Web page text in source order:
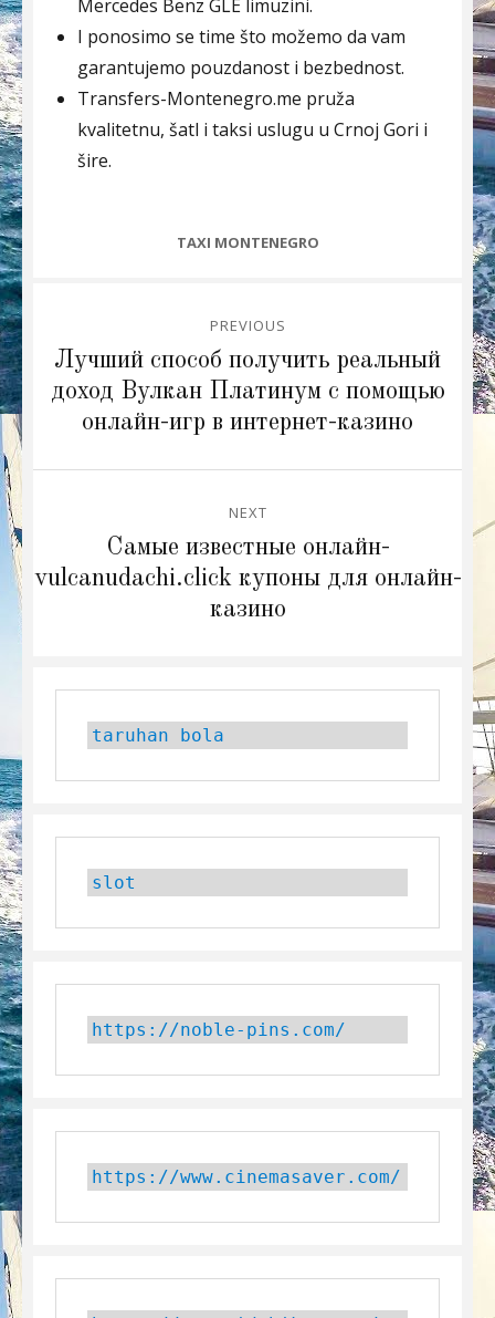
Mercedes Benz GLE limuzini.
I ponosimo se time što možemo da vam
garantujemo pouzdanost i bezbednost.
Transfers-Montenegro.me pruža
kvalitetnu, šatl i taksi uslugu u Crnoj Gori i
šire.
CATEGORIES
TAXI MONTENEGRO
navigation
PREVIOUS
Previous
post:
Лучший способ получить реальный
доход Вулкан Платинум с помощью
онлайн-игр в интернет-казино
NEXT
post:
Самые известные онлайн-
vulcanudachi.click купоны для онлайн-
казино
taruhan bola
slot
https://noble-pins.com/
https://www.cinemasaver.com/